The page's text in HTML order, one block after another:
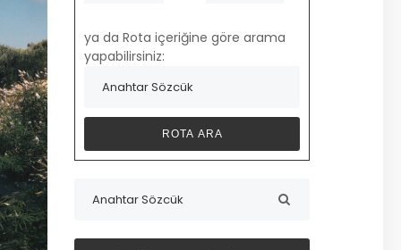
ya da Rota içeriğine göre arama
yapabilirsiniz: